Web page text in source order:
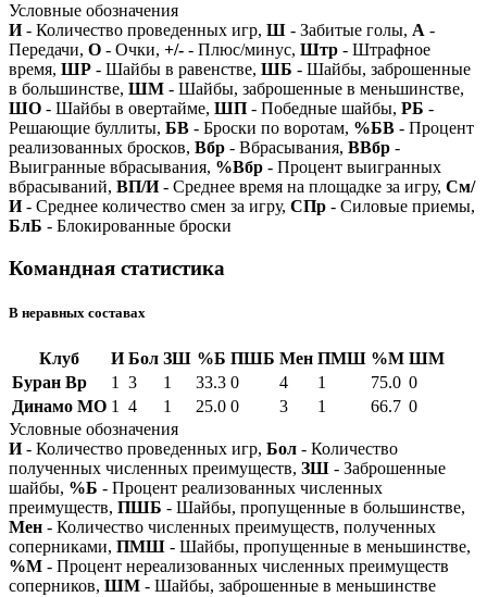
Условные обозначения
И- Количество проведенных игр, Ш - Забитые голы, А -
Передачи, О - Очки, +/- - Плюс/минус, Штр - Штрафное
время, ШР - Шайбы в равенстве, ШБ - Шайбы, заброшенные
в большинстве, ШМ - Шайбы, заброшенные в меньшинстве,
ШО - Шайбы в овертайме, ШП - Победные шайбы, РБ -
Решающие буллиты, БВ - Броски по воротам, %БВ - Процент
реализованных бросков, Вбр - Вбрасывания, ВВбр -
Выигранные вбрасывания, %Вбр - Процент выигранных
вбрасываний, ВП/И- Среднее время на площадке за игру, См/
И- Среднее количество смен за игру, СПр - Силовые приемы,
БлБ - Блокированные броски
Командная статистика
В неравных составах
Клуб И Бол ЗШ %Б ПШБ Мен ПМШ %М ШМ
Буран Вр
1 3 1 33.3 0 4 1 75.0 0
Динамо МО 1 4 1 25.0 0 3 1 66.7 0
Условные обозначения
И- Количество проведенных игр, Бол - Количество
полученных численных преимуществ, ЗШ - Заброшенные
шайбы, %Б - Процент реализованных численных
преимуществ, ПШБ - Шайбы, пропущенные в большинстве,
Мен - Количество численных преимуществ, полученных
соперниками, ПМШ - Шайбы, пропущенные в меньшинстве,
%М - Процент нереализованных численных преимуществ
соперников, ШМ - Шайбы, заброшенные в меньшинстве